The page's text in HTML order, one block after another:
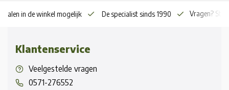
in de winkel mogelijk De specialist sinds 1990 Vragen? Stuur
Klantenservice
Veelgestelde vragen
0571-276552